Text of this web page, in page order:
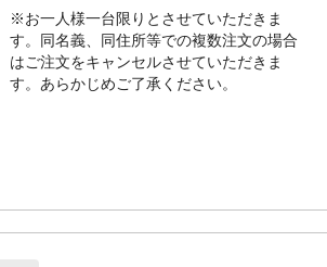
※お一人様一台限りとさせていただきま
す。同名義、同住所等での複数注文の場合
はご注文をキャンセルさせていただきま
す。あらかじめご了承ください。